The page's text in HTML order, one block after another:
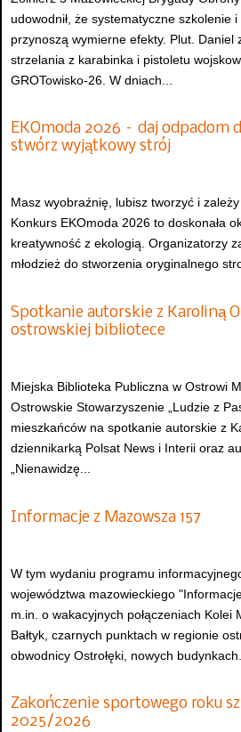
udowodnił, że systematyczne szkolenie
przynoszą wymierne efekty. Plut. Daniel
strzelania z karabinka i pistoletu
GROTowisko-26. W dniach...
EKOmoda 2026 – daj odpadom
stwórz wyjątkowy strój
Masz wyobraźnię, lubisz tworzyć i
Konkurs EKOmoda 2026 to doskonała
kreatywność z ekologią. Organizatorzy
młodzież do stworzenia oryginalnego
Spotkanie autorskie z Karoliną
ostrowskiej bibliotece
Miejska Biblioteka Publiczna w Ostrowi
Ostrowskie Stowarzyszenie „Ludzie z
mieszkańców na spotkanie autorskie z
dziennikarką Polsat News i Interii oraz
„Nienawidzę...
Informacje z Mazowsza 157
W tym wydaniu programu
województwa mazowieckiego
m.in. o wakacyjnych połączeniach Kolei
Bałtyk, czarnych punktach w regionie
obwodnicy Ostrołęki, nowych budynkach...
Zakończenie sportowego roku
2025/2026